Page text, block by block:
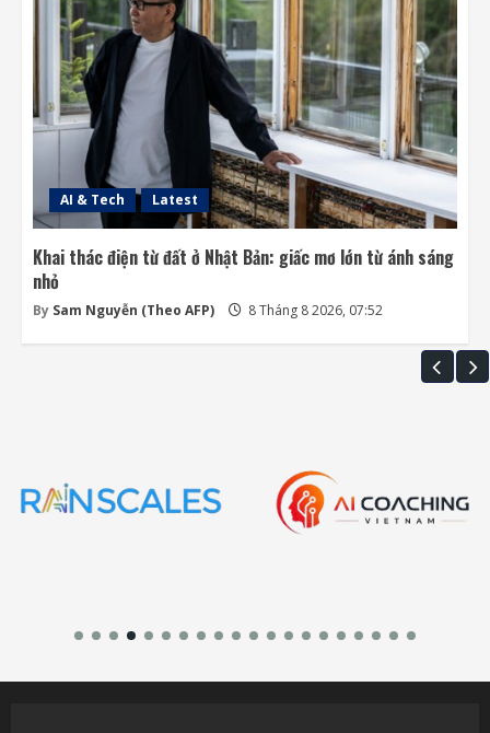
AI & Tech Latest
Khai thác điện từ đất ở Nhật Bản: giấc mơ lớn từ ánh sáng
nhỏ
By Sam Nguyễn (Theo AFP) 8 Tháng 8 2026, 07:52